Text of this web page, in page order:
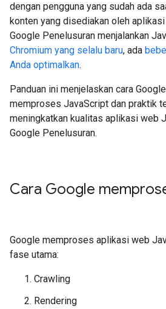
dengan pengguna yang sudah ada
konten yang disediakan oleh
Google Penelusuran menjalankan
Chromium yang selalu baru, ada
Anda optimalkan.
Panduan ini menjelaskan cara
memproses JavaScript dan praktik
meningkatkan kualitas aplikasi web
Google Penelusuran.
Cara Google
Google memproses aplikasi web
fase utama:
Crawling
Rendering